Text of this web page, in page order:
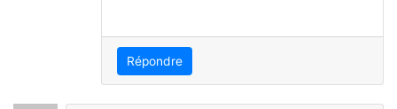
Répondre